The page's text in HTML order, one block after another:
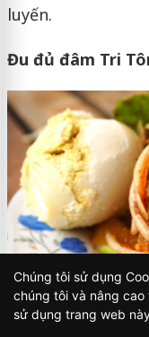
luyến.
Đu đủ đâm Tri
Chúng tôi sử dụng
chúng tôi và nâng
sử dụng trang web